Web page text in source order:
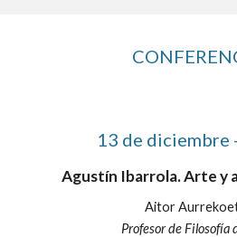
13 de diciembre
Agustín Ibarrola. Arte y
Aitor
Profesor de Filosofía